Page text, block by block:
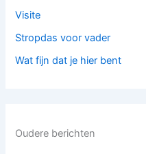
Visite
Stropdas voor vader
Wat fijn dat je hier bent
Oudere berichten